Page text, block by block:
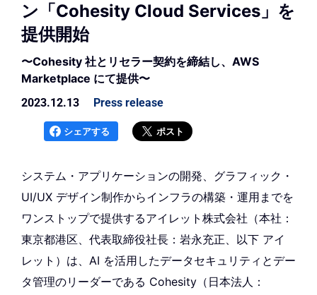
ン「Cohesity Cloud Services」を
提供開始
〜Cohesity 社とリセラー契約を締結し、AWS
Marketplace にて提供〜
2023.12.13 Press release
シェアする ポスト
システム・アプリケーションの開発、グラフィック・
UI/UX デザイン制作からインフラの構築・運用までを
ワンストップで提供するアイレット株式会社（本社：
東京都港区、代表取締役社長：岩永充正、以下 アイ
レット）は、AI を活用したデータセキュリティとデー
タ管理のリーダーである Cohesity（日本法人：